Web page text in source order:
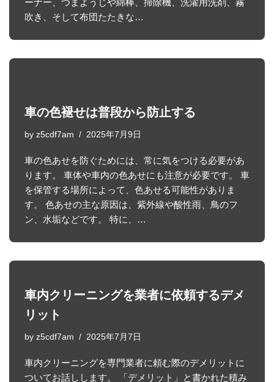
ーナー、つまようじや綿棒、掃除機、洗濯用洗剤、霧
吹き、そして布団たたきな…
車の色褪せは普段から防止する
by z5cdf7am 2025年7月9日
車の色あせを防ぐためには、常に気をつける必要があ
ります。 車体や車内の色あせにも注意が必要です。 車
を保管する場所によって、色あせる可能性がありま
す。 色あせの主な原因は、紫外線や酸性雨、鳥のフ
ン、水垢などです。 特に、…
車内クリーニングを業者に依頼するデメ
リット
by z5cdf7am 2025年7月7日
車内クリーニングを専門業者に頼む際のデメリットに
ついてお話しします。 「デメリット」と書かれた積み